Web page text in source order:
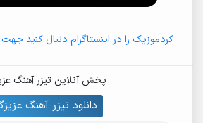
کردموزیک را در اینستاگرام دنبال کنید
پخش آنلاین تیزر آهنگ
دانلود تیزر آهنگ